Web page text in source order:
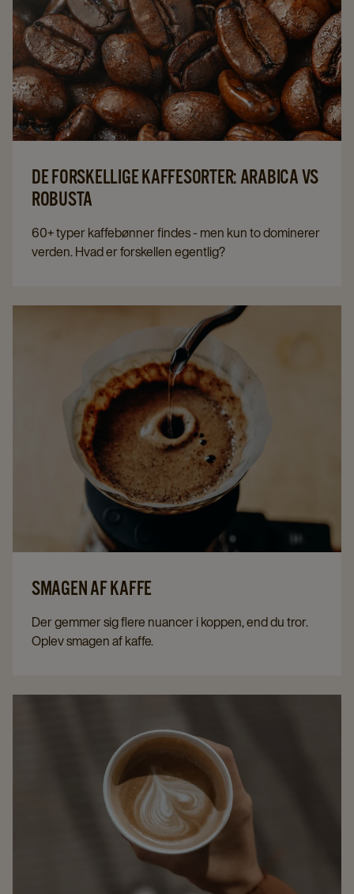
DE FORSKELLIGE KAFFESORTER: ARABICA VS
ROBUSTA
60+ typer kaffebønner findes - men kun to dominerer
verden. Hvad er forskellen egentlig?
SMAGEN AF KAFFE
Der gemmer sig flere nuancer i koppen, end du tror.
Oplev smagen af kaffe.